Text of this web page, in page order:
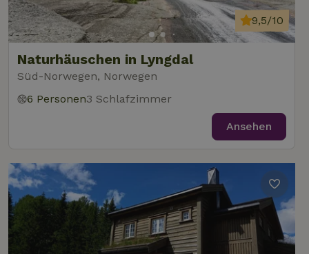
Naturhäuschen in Lyngdal
Süd-Norwegen, Norwegen
9,5/10
6 Personen3 Schlafzimmer
Ansehen